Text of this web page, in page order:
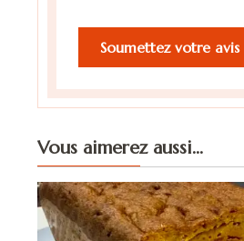
Vous aimerez aussi...